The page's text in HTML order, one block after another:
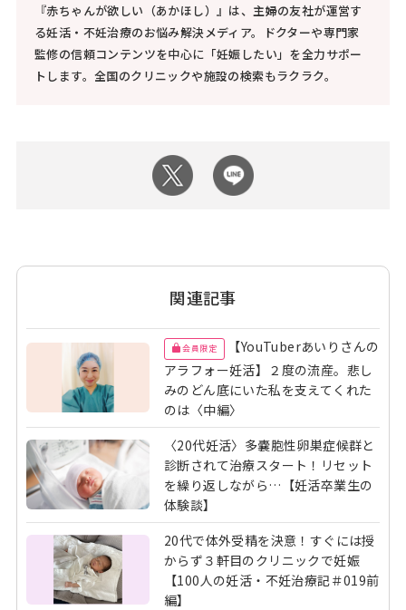
『赤ちゃんが欲しい（あかほし）』は、主婦の友社が運営す
る妊活・不妊治療のお悩み解決メディア。ドクターや専門家
監修の信頼コンテンツを中心に「妊娠したい」を全力サポー
トします。全国のクリニックや施設の検索もラクラク。
関連記事
会員限定
【YouTuberあいりさんの
アラフォー妊活】２度の流産。悲し
みのどん底にいた私を支えてくれた
のは〈中編〉
〈20代妊活〉多嚢胞性卵巣症候群と
診断されて治療スタート！リセット
を繰り返しながら…【妊活卒業生の
体験談】
20代で体外受精を決意！すぐには授
からず３軒目のクリニックで妊娠
【100人の妊活・不妊治療記＃019前
編】